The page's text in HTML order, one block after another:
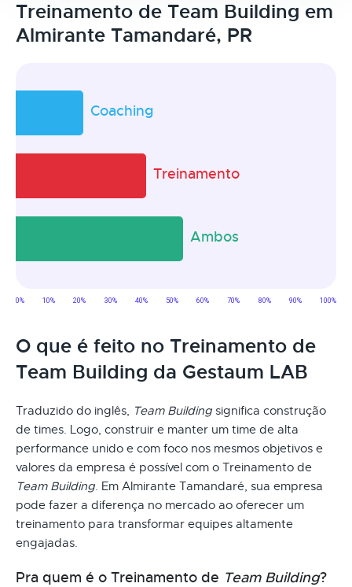
Treinamento de Team Building em
Almirante Tamandaré, PR
O que é feito no Treinamento de
Team Building da Gestaum LAB
Traduzido do inglês, Team Building significa construção
de times. Logo, construir e manter um time de alta
performance unido e com foco nos mesmos objetivos e
valores da empresa é possível com o Treinamento de
Team Building. Em Almirante Tamandaré, sua empresa
pode fazer a diferença no mercado ao oferecer um
treinamento para transformar equipes altamente
engajadas.
Pra quem é o Treinamento de Team Building?